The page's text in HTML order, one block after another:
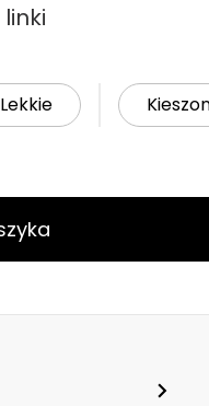
Lekkie